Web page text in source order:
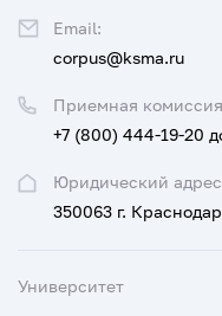
Юридический
350063 г.
Приемная
+7 (800) 444-19-20
Email:
corpus@ksma.ru
Университет